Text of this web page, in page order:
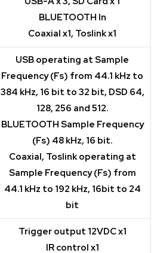
BLUETOOTH In
Coaxial x1, Toslink x1
USB operating at Sample
Frequency (Fs) from 44.1 kHz to
384 kHz, 16 bit to 32 bit, DSD 64,
128, 256 and 512.
BLUETOOTH Sample Frequency
(Fs) 48 kHz, 16 bit.
Coaxial, Toslink operating at
Sample Frequency (Fs) from
44.1 kHz to 192 kHz, 16bit to 24
bit
Trigger output 12VDC x1
IR control x1